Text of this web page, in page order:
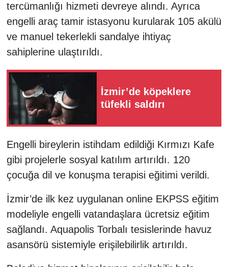
tercümanlığı hizmeti devreye alındı. Ayrıca
engelli araç tamir istasyonu kurularak 105 akülü
ve manuel tekerlekli sandalye ihtiyaç
sahiplerine ulaştırıldı.
İzmir’de köpeklere
tüfekli saldırı
Engelli bireylerin istihdam edildiği Kırmızı Kafe
gibi projelerle sosyal katılım artırıldı. 120
çocuğa dil ve konuşma terapisi eğitimi verildi.
İzmir’de ilk kez uygulanan online EKPSS eğitim
modeliyle engelli vatandaşlara ücretsiz eğitim
sağlandı. Aquapolis Torbalı tesislerinde havuz
asansörü sistemiyle erişilebilirlik artırıldı.